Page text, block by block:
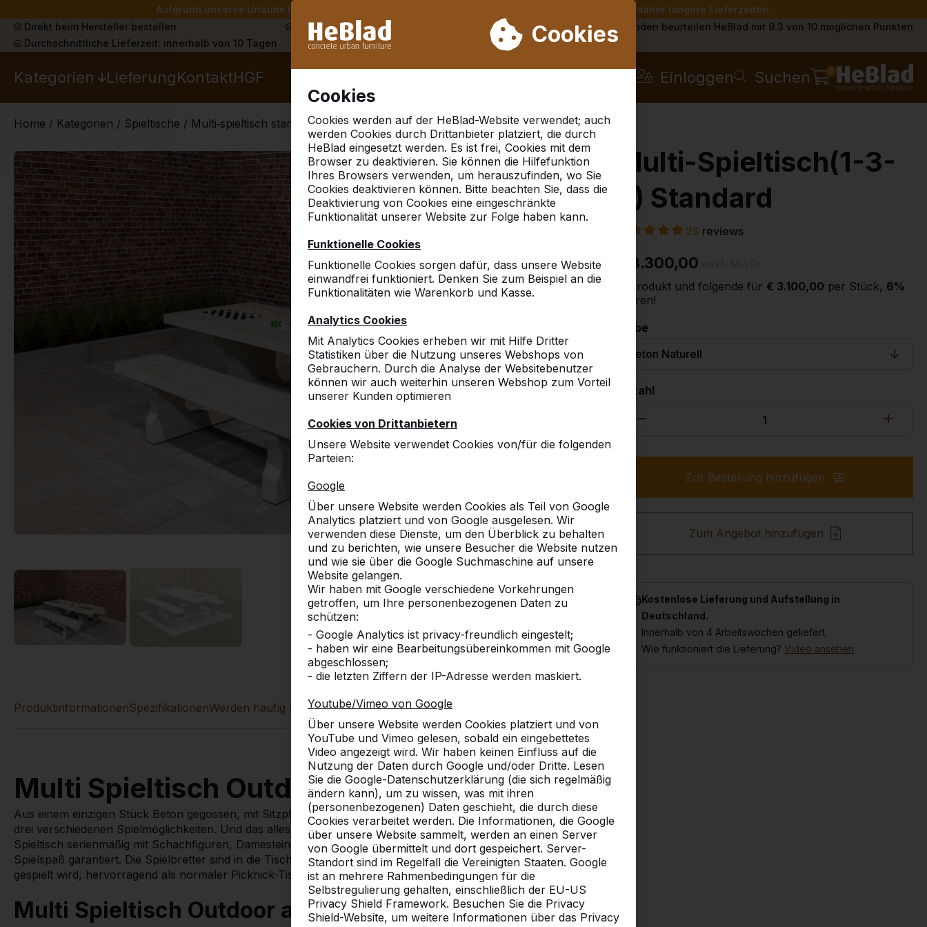
Aufgrund unseres Urlaubs liefern wir von Woche 31 bis Woche 33 nicht. Bitte berücksichtigen Sie daher längere Lieferzeiten.
Cookies
Cookies
Cookies werden auf der HeBlad-Website verwendet; auch
werden Cookies durch Drittanbieter platziert, die durch
HeBlad eingesetzt werden. Es ist frei, Cookies mit dem
Browser zu deaktivieren. Sie können die Hilfefunktion
Ihres Browsers verwenden, um herauszufinden, wo Sie
Cookies deaktivieren können. Bitte beachten Sie, dass die
Deaktivierung von Cookies eine eingeschränkte
Funktionalität unserer Website zur Folge haben kann.
Funktionelle Cookies
Funktionelle Cookies sorgen dafür, dass unsere Website
einwandfrei funktioniert. Denken Sie zum Beispiel an die
Funktionalitäten wie Warenkorb und Kasse.
Analytics Cookies
Mit Analytics Cookies erheben wir mit Hilfe Dritter
Statistiken über die Nutzung unseres Webshops von
Gebrauchern. Durch die Analyse der Websitebenutzer
können wir auch weiterhin unseren Webshop zum Vorteil
unserer Kunden optimieren
Cookies von Drittanbietern
Unsere Website verwendet Cookies von/für die folgenden
Parteien:
Google
Über unsere Website werden Cookies als Teil von Google
Analytics platziert und von Google ausgelesen. Wir
verwenden diese Dienste, um den Überblick zu behalten
und zu berichten, wie unsere Besucher die Website nutzen
und wie sie über die Google Suchmaschine auf unsere
Website gelangen.
Wir haben mit Google verschiedene Vorkehrungen
getroffen, um Ihre personenbezogenen Daten zu
schützen:
- Google Analytics ist privacy-freundlich eingestelt;
- haben wir eine Bearbeitungsübereinkommen mit Google
abgeschlossen;
- die letzten Ziffern der IP-Adresse werden maskiert.
Youtube/Vimeo von Google
Über unsere Website werden Cookies platziert und von
YouTube und Vimeo gelesen, sobald ein eingebettetes
Video angezeigt wird. Wir haben keinen Einfluss auf die
Nutzung der Daten durch Google und/oder Dritte. Lesen
Sie die Google-Datenschutzerklärung (die sich regelmäßig
ändern kann), um zu wissen, was mit ihren
(personenbezogenen) Daten geschieht, die durch diese
Cookies verarbeitet werden. Die Informationen, die Google
über unsere Website sammelt, werden an einen Server
von Google übermittelt und dort gespeichert. Server-
Standort sind im Regelfall die Vereinigten Staaten. Google
ist an mehrere Rahmenbedingungen für die
Selbstregulierung gehalten, einschließlich der EU-US
Privacy Shield Framework. Besuchen Sie die Privacy
Shield-Website, um weitere Informationen über das Privacy
Direkt beim Hersteller bestellen Schon mehr als 30.000 Produkten verkauft
Kunden beurteilen HeBlad mit 9.3 von 10 möglichen Punkten
Durchschnittliche Lieferzeit: innerhalb von 10 Tagen
Kategorien LieferungKontaktHGF Einloggen Suchen 0
Home / Kategorien / Spieltische / Multi‑spieltisch standard/ Multi-Spieltisch(1-3-2) Standard
Multi-Spieltisch(1-3-
2) Standard
25 reviews
€ 3.300,00
2. Produkt und folgende für € 3.100,00 per Stück, 6%
sparen!
Farbe
Anzahl
Zur Bestellung hinzufügen
Zum Angebot hinzufügen
Kostenlose Lieferung und Aufstellung in
Deutschland.
Innerhalb von 4 Arbeitswochen geliefert.
Wie funktioniert die Lieferung? Video ansehen
ProduktinformationenSpezifikationenWerden häufig zusammen gekauftVergleichbare Produkte
Multi Spieltisch Outdoor (1-3-2) Standard
Aus einem einzigen Stück Beton gegossen, mit Sitzplätzen für mindestens sechs Personen und mit bis zu
drei verschiedenen Spielmöglichkeiten. Und das alles in einem wunderschönen Picknick-Set. Da dieser Multi-
Spieltisch serienmäßig mit Schachfiguren, Damesteinen und Ludo-Spielfiguren geliefert wird, ist sofortiger
Spielspaß garantiert. Die Spielbretter sind in die Tischplatte integriert, so dass sich der Tisch, wenn nicht
gespielt wird, hervorragend als normaler Picknick-Tisch eignet.
Multi Spieltisch Outdoor aus Beton